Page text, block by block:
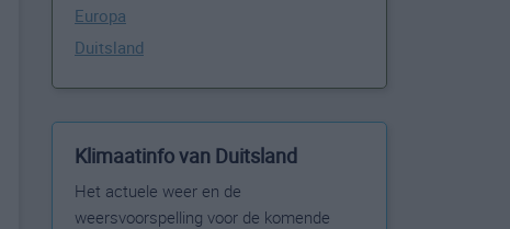
Europa
Duitsland
Klimaatinfo van Duitsland
Het actuele weer en de
weersvoorspelling voor de komende